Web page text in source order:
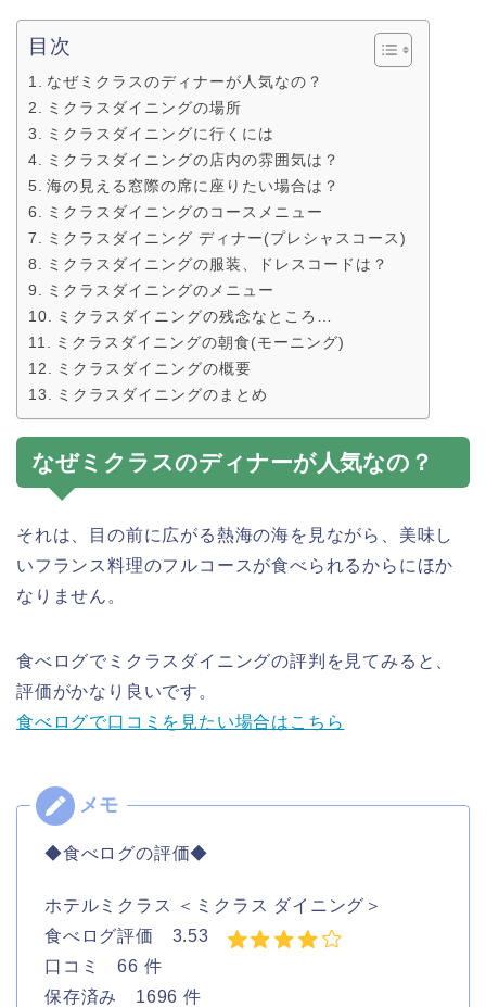
目次
なぜミクラスのディナーが人気なの？
ミクラスダイニングの場所
ミクラスダイニングに行くには
ミクラスダイニングの店内の雰囲気は？
海の見える窓際の席に座りたい場合は？
ミクラスダイニングのコースメニュー
ミクラスダイニング ディナー(プレシャスコース)
ミクラスダイニングの服装、ドレスコードは？
ミクラスダイニングのメニュー
ミクラスダイニングの残念なところ…
ミクラスダイニングの朝食(モーニング)
ミクラスダイニングの概要
ミクラスダイニングのまとめ
なぜミクラスのディナーが人気なの？
それは、目の前に広がる熱海の海を見ながら、美味し
いフランス料理のフルコースが食べられるからにほか
なりません。
食べログでミクラスダイニングの評判を見てみると、
評価がかなり良いです。
食べログで口コミを見たい場合はこちら
◆食べログの評価◆
ホテルミクラス ＜ミクラス ダイニング＞
食べログ評価 3.53
口コミ 66 件
保存済み 1696 件